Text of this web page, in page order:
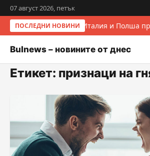
07 август 2026, петък
ПОСЛЕДНИ НОВИНИ Италия и Полша
Bulnews – новините от днес
Етикет: признаци на